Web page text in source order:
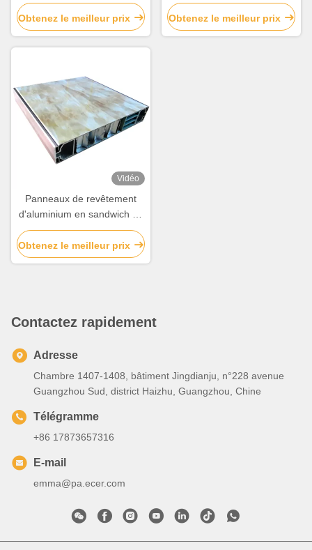
pour la décoration des murs
de rideau
Obtenez le meilleur prix
aluminium à nid d'abeille
pour la décoration de
Obtenez le meilleur prix
Vidéo
Panneaux de revêtement
d'aluminium en sandwich de
nid de miel pour la
décoration de bâtiments
Obtenez le meilleur prix
Contactez rapidement
Adresse
Chambre 1407-1408, bâtiment Jingdianju, n°228 avenue
Guangzhou Sud, district Haizhu, Guangzhou, Chine
Télégramme
+86 17873657316
E-mail
emma@pa.ecer.com